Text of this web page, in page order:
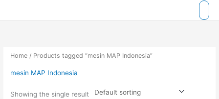
Home / Products tagged “mesin MAP Indonesia”
mesin MAP Indonesia
Showing the single result